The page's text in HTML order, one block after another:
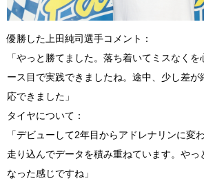
優勝した上田純司選手コメント：
「やっと勝てました。落ち着いてミスなく
ース目で実践できましたね。途中、少し差
応できました」
タイヤについて：
「デビューして2年目からアドレナリンに変
走り込んでデータを積み重ねています。やっ
なった感じですね」